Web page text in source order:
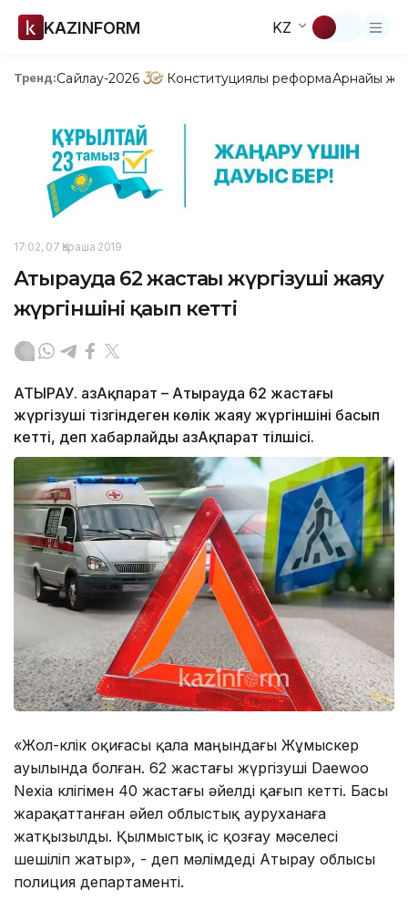
KAZINFORM KZ
Тренд:Сайлау-2026 Конституциялық реформаАрнайы
17:02, 07 Қараша 2019
Атырауда 62 жастағы жүргізуші жаяу
жүргіншіні қағып кетті
АТЫРАУ. ҚазАқпарат – Атырауда 62 жастағы
жүргізуші тізгіндеген көлік жаяу жүргіншіні басып
кетті, деп хабарлайды ҚазАқпарат тілшісі.
«Жол-көлік оқиғасы қала маңындағы Жұмыскер
ауылында болған. 62 жастағы жүргізуші Daewoo
Nexia көлігімен 40 жастағы әйелді қағып кетті. Басы
жарақаттанған әйел облыстық ауруханаға
жатқызылды. Қылмыстық іс қозғау мәселесі
шешіліп жатыр», - деп мәлімдеді Атырау облысы
полиция департаменті.